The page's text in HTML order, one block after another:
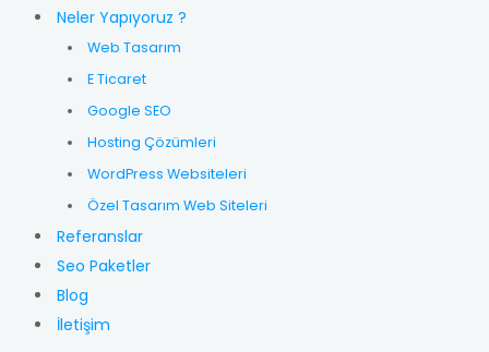
Neler Yapıyoruz ?
Web Tasarım
E Ticaret
Google SEO
Hosting Çözümleri
WordPress Websiteleri
Özel Tasarım Web Siteleri
Referanslar
Seo Paketler
Blog
İletişim